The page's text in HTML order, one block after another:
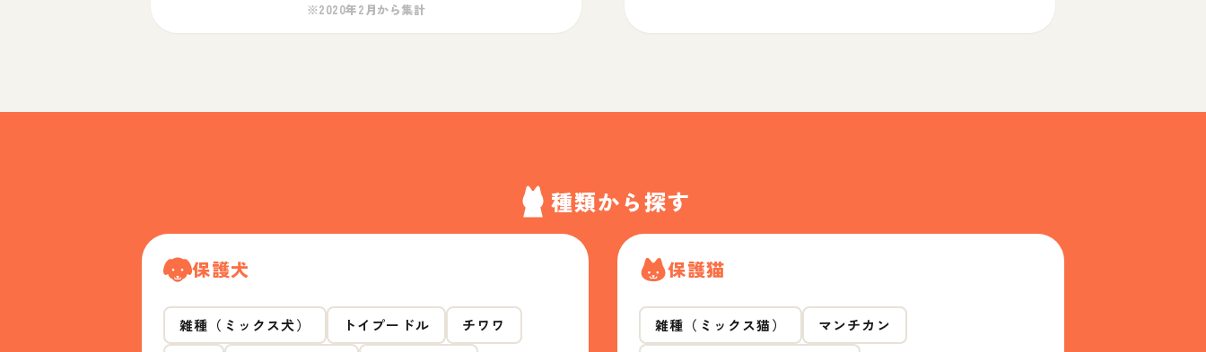
※2020年2月から集計
種類から探す
保護犬
雑種（ミックス犬） トイプードル
チワワ
保護猫
雑種（ミックス猫）
マンチカン